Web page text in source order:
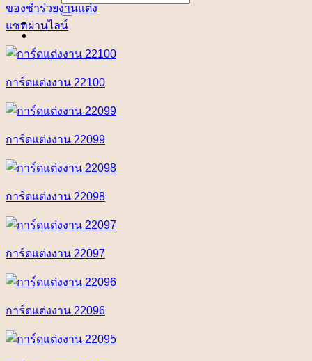
for:
ของชำร่วยงานแต่ง
แชทผ่านไลน์
การ์ดแต่งงาน 22100
การ์ดแต่งงาน 22099
การ์ดแต่งงาน 22098
การ์ดแต่งงาน 22097
การ์ดแต่งงาน 22096